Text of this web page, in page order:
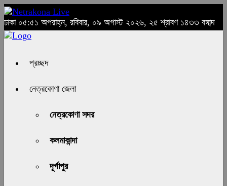
ঢাকা ০৫:৫১ অপরাহ্ন, রবিবার, ০৯ অগাস্ট ২০২৬, ২৫ শ্রাবণ ১৪৩৩ বঙ্গাব্দ
প্রচ্ছদ
নেত্রকোণা জেলা
নেত্রকোণা সদর
কলমাকান্দা
দূর্গাপুর